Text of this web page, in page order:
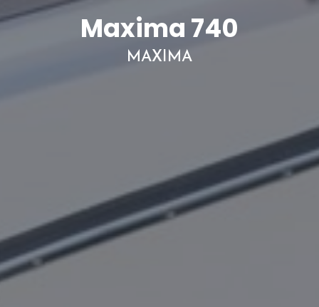
Maxima 740
MAXIMA